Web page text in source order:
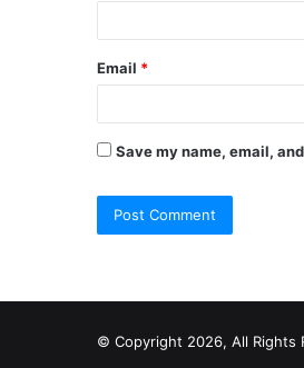
Email *
Save my name, email,
© Copyright 2026, All Rights